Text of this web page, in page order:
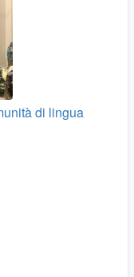
di lingua